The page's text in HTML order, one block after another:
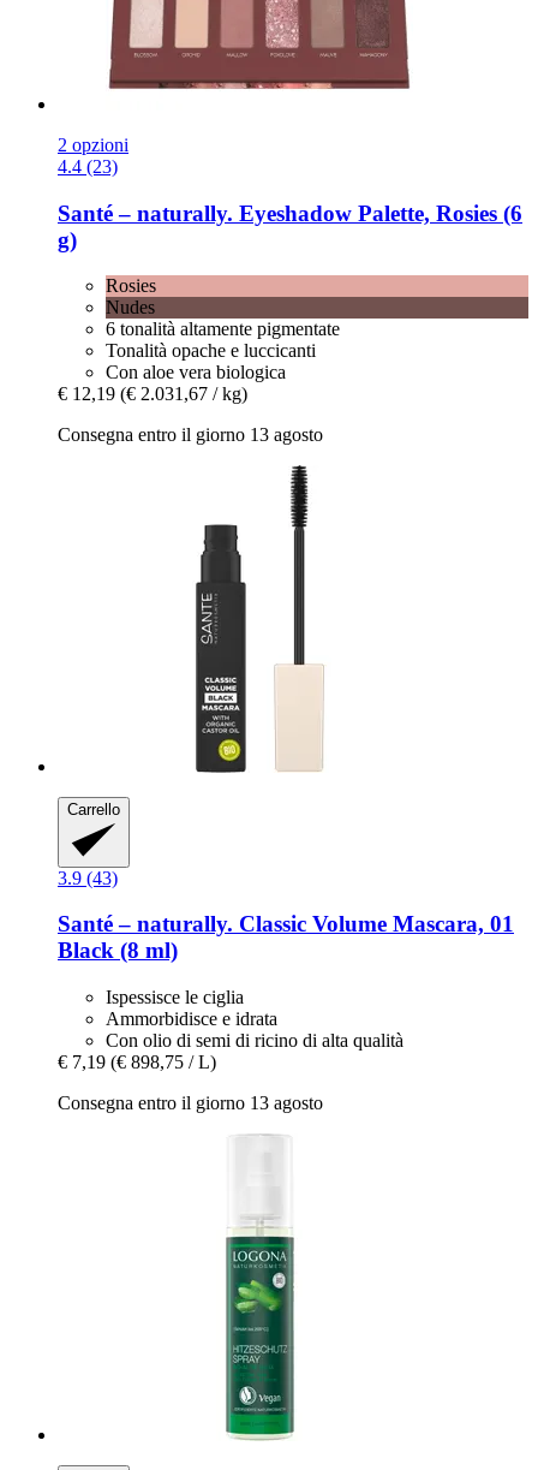
2 opzioni
4.4 (23)
Santé – naturally. Eyeshadow Palette, Rosies (6
g)
Rosies
Nudes
6 tonalità altamente pigmentate
Tonalità opache e luccicanti
Con aloe vera biologica
€ 12,19 (€ 2.031,67 / kg)
Consegna entro il giorno 13 agosto
Carrello
3.9 (43)
Santé – naturally. Classic Volume Mascara, 01
Black (8 ml)
Ispessisce le ciglia
Ammorbidisce e idrata
Con olio di semi di ricino di alta qualità
€ 7,19 (€ 898,75 / L)
Consegna entro il giorno 13 agosto